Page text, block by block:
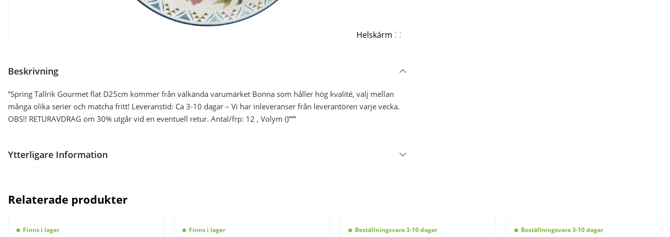
Helskärm
Beskrivning
”Spring Tallrik Gourmet flat D25cm kommer från välkända varumärket Bonna som håller hög kvalité, välj mellan
många olika serier och matcha fritt! Leveranstid: Ca 3-10 dagar – Vi har inleveranser från leverantören varje vecka.
OBS!! RETURAVDRAG om 30% utgår vid en eventuell retur. Antal/frp: 12 , Volym ()”””
Ytterligare Information
Relaterade produkter
Finns i lager Finns i lager Beställningsvara 3-10 dagar Beställningsvara 3-10 dagar